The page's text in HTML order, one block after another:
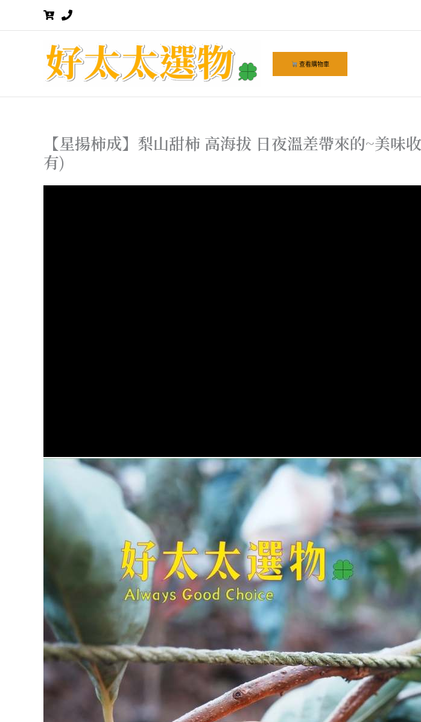
要
查看購物車
【星揚柿成】梨山甜柿 高海拔 日夜溫差帶來的~美
有)